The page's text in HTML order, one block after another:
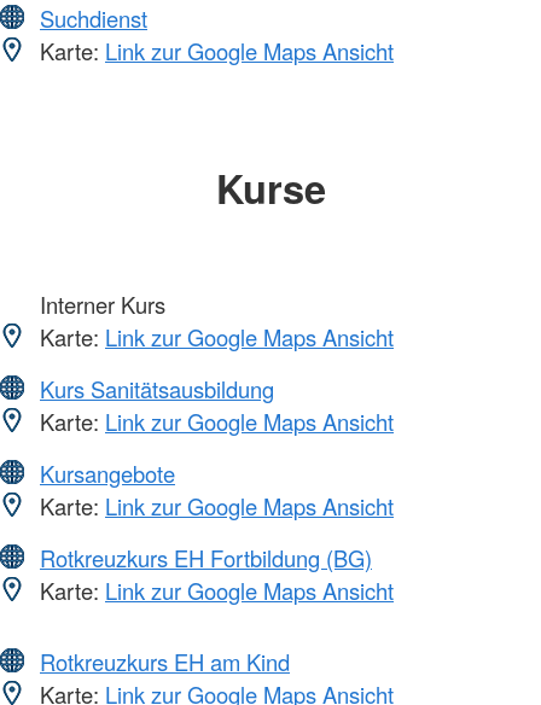
Suchdienst
Karte: Link zur Google Maps Ansicht
Kurse
Interner Kurs
Karte: Link zur Google Maps Ansicht
Kurs Sanitätsausbildung
Karte: Link zur Google Maps Ansicht
Kursangebote
Karte: Link zur Google Maps Ansicht
Rotkreuzkurs EH Fortbildung (BG)
Karte: Link zur Google Maps Ansicht
Rotkreuzkurs EH am Kind
Karte: Link zur Google Maps Ansicht